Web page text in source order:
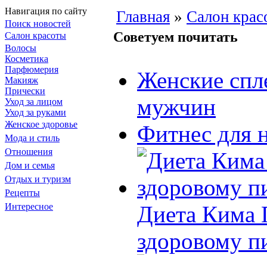
Навигация по сайту
Поиск новостей
Салон красоты
Волосы
Косметика
Парфюмерия
Макияж
Прически
Уход за лицом
Уход за руками
Женское здоровье
Мода и стиль
Отношения
Дом и семья
Отдых и туризм
Рецепты
Интересное
Главная » Салон
Советуем почитать
Женские
мужчин
Фитнес для
Диета Кима
здоровому